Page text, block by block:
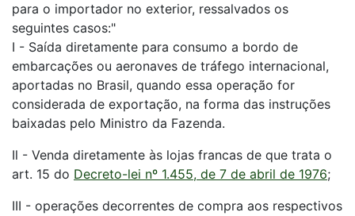
para o importador no exterior, ressalvados os
seguintes casos:"
I - Saída diretamente para consumo a bordo de
embarcações ou aeronaves de tráfego internacional,
aportadas no Brasil, quando essa operação for
considerada de exportação, na forma das instruções
baixadas pelo Ministro da Fazenda.
Il - Venda diretamente às lojas francas de que trata o
art. 15 do Decreto-lei nº 1.455, de 7 de abril de 1976;
III - operações decorrentes de compra aos respectivos